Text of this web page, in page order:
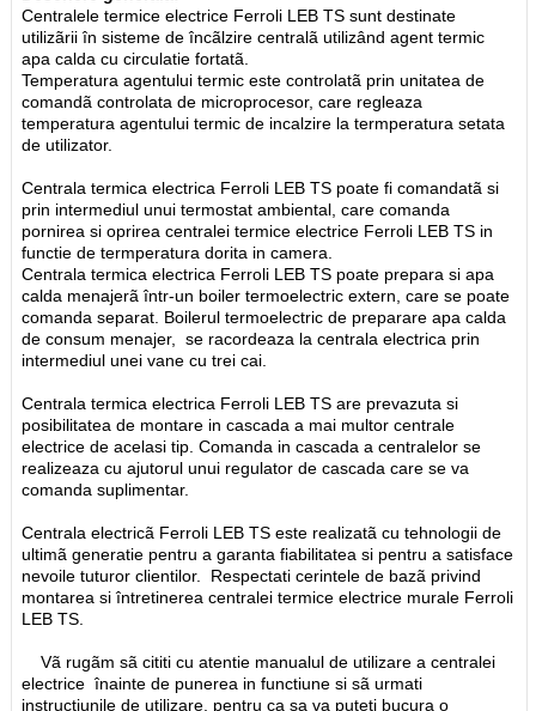
Centralele termice electrice Ferroli LEB TS sunt destinate
utilizãrii în sisteme de încãlzire centralã utilizând agent termic
apa calda cu circulatie fortatã.
Temperatura agentului termic este controlatã prin unitatea de
comandã controlata de microprocesor, care regleaza
temperatura agentului termic de incalzire la termperatura setata
de utilizator.
Centrala termica electrica Ferroli LEB TS poate fi comandatã si
prin intermediul unui termostat ambiental, care comanda
pornirea si oprirea centralei termice electrice Ferroli LEB TS in
functie de termperatura dorita in camera.
Centrala termica electrica Ferroli LEB TS poate prepara si apa
calda menajerã într-un boiler termoelectric extern, care se poate
comanda separat. Boilerul termoelectric de preparare apa calda
de consum menajer, se racordeaza la centrala electrica prin
intermediul unei vane cu trei cai.
Centrala termica electrica Ferroli LEB TS are prevazuta si
posibilitatea de montare in cascada a mai multor centrale
electrice de acelasi tip. Comanda in cascada a centralelor se
realizeaza cu ajutorul unui regulator de cascada care se va
comanda suplimentar.
Centrala electricã Ferroli LEB TS este realizatã cu tehnologii de
ultimã generatie pentru a garanta fiabilitatea si pentru a satisface
nevoile tuturor clientilor. Respectati cerintele de bazã privind
montarea si întretinerea centralei termice electrice murale Ferroli
LEB TS.
Vã rugãm sã cititi cu atentie manualul de utilizare a centralei
electrice înainte de punerea in functiune si sã urmati
instructiunile de utilizare, pentru ca sa va puteti bucura o